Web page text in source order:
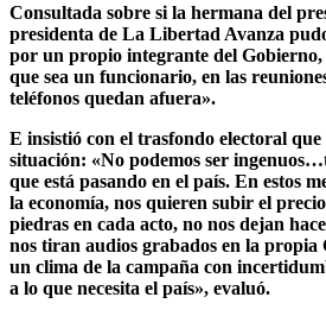
Consultada sobre si la hermana del
presidenta de La Libertad Avanza
por un propio integrante del
que sea un funcionario, en las
teléfonos quedan afuera».
E insistió con el trasfondo electoral
situación: «No podemos ser
que está pasando en el país. En estos
la economía, nos quieren subir el
piedras en cada acto, no nos dejan
nos tiran audios grabados en la propia
un clima de la campaña con
a lo que necesita el país», evaluó.